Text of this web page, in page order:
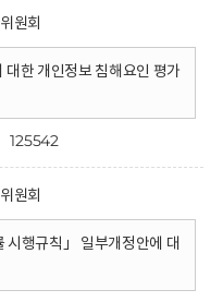
원회
대한 개인정보 침해요인 평가
125542
원회
시행규칙」 일부개정안에 대